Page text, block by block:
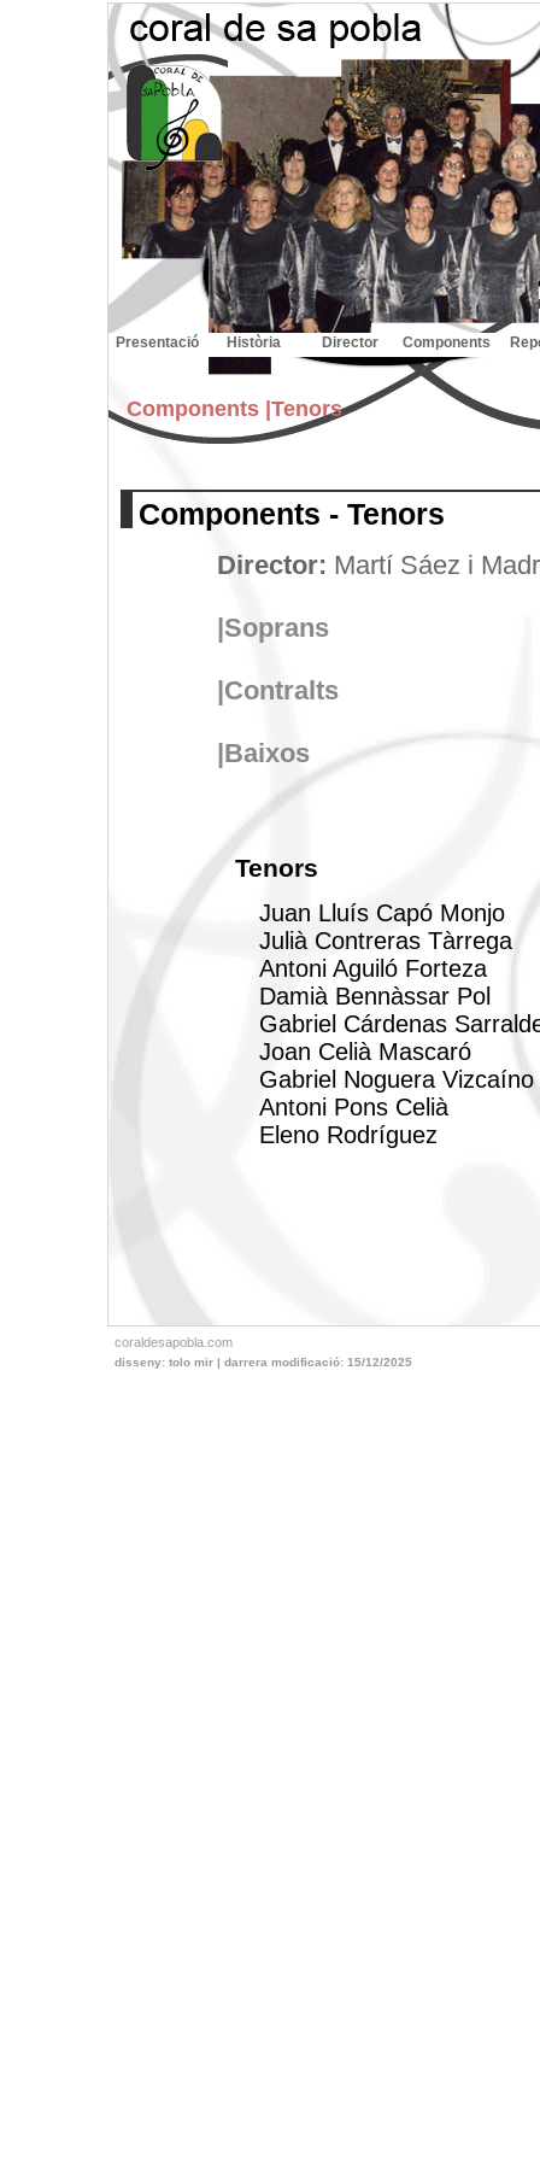
Presentació Història Director Components
Components | Tenors
Components - Tenors
Director: Martí Sáez i
|Soprans
|Contralts
|Baixos
Tenors
Juan Lluís Capó Monjo
Julià Contreras Tàrrega
Antoni Aguiló Forteza
Damià Bennàssar Pol
Gabriel Cárdenas
Joan Celià Mascaró
Gabriel Noguera Vizcaíno
Antoni Pons Celià
Eleno Rodríguez
coraldesapobla.com
disseny: tolo mir | darrera modificació: 15/12/2025